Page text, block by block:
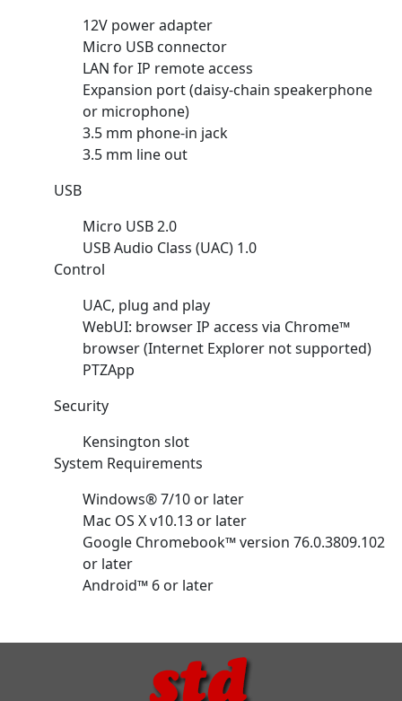
12V power adapter
Micro USB connector
LAN for IP remote access
Expansion port (daisy-chain speakerphone
or microphone)
3.5 mm phone-in jack
3.5 mm line out
USB
Micro USB 2.0
USB Audio Class (UAC) 1.0
Control
UAC, plug and play
WebUI: browser IP access via Chrome™
browser (Internet Explorer not supported)
PTZApp
Security
Kensington slot
System Requirements
Windows® 7/10 or later
Mac OS X v10.13 or later
Google Chromebook™ version 76.0.3809.102
or later
Android™ 6 or later